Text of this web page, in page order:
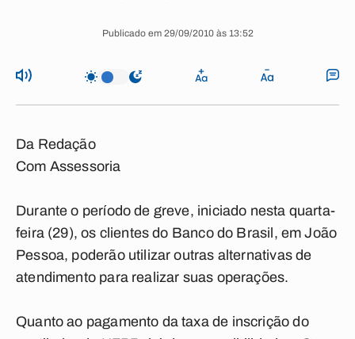
Publicado em 29/09/2010 às 13:52
Da Redação
Com Assessoria
Durante o período de greve, iniciado nesta quarta-
feira (29), os clientes do Banco do Brasil, em João
Pessoa, poderão utilizar outras alternativas de
atendimento para realizar suas operações.
Quanto ao pagamento da taxa de inscrição do